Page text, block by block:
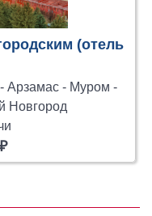
(отель
Арзамас - Муром -
Новгород